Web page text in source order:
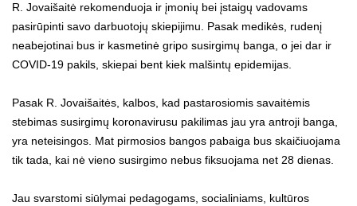
R. Jovaišaitė rekomenduoja ir įmonių bei įstaigų vadovams
pasirūpinti savo darbuotojų skiepijimu. Pasak medikės, rudenį
neabejotinai bus ir kasmetinė gripo susirgimų banga, o jei dar ir
COVID-19 pakils, skiepai bent kiek malšintų epidemijas.
Pasak R. Jovaišaitės, kalbos, kad pastarosiomis savaitėmis
stebimas susirgimų koronavirusu pakilimas jau yra antroji banga,
yra neteisingos. Mat pirmosios bangos pabaiga bus skaičiuojama
tik tada, kai nė vieno susirgimo nebus fiksuojama net 28 dienas.
Jau svarstomi siūlymai pedagogams, socialiniams, kultūros